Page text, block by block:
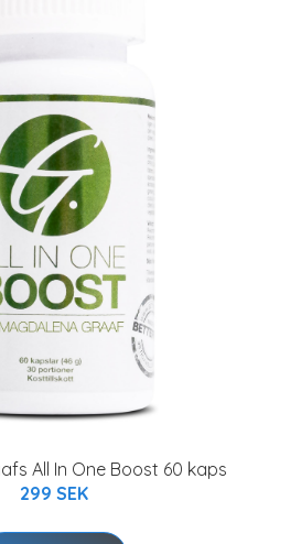
All In One Boost 60 kaps
299 SEK